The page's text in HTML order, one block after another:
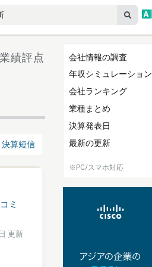
績評点
決算短信
ミ
更新
会社情報の調査
年収シミュレーション
会社ランキング
業種まとめ
決算発表日
最新の更新
※PC/スマホ対応